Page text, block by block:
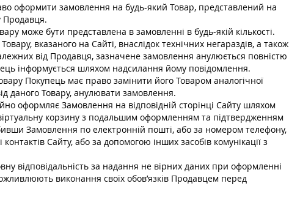
оформити замовлення на будь-який Товар, представлений на
Продавця.
може бути представлена ​​в замовленні в будь-якій кількості.
Товару, вказаного на Сайті, внаслідок технічних негараздів, а також
від Продавця, зазначене замовлення анулюється повністю
інформується шляхом надсилання йому повідомлення.
Покупець має право замінити його Товаром аналогічної
даного Товару, анулювати замовлення.
оформляє Замовлення на відповідній сторінці Сайту шляхом
корзину з подальшим оформленням та підтвердженням
Замовлення по електронній пошті, або за номером телефону,
Сайту, або за допомогою інших засобів комунікації з
відповідальність за надання не вірних даних при оформленні
виконання своїх обов’язків Продавцем перед